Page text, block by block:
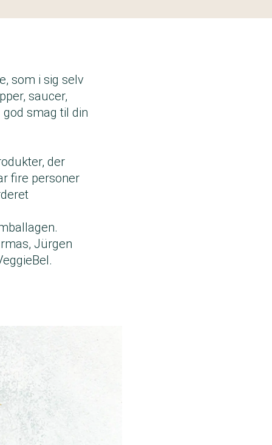
som i sig selv
saucer,
smag til din
der
fire personer
Jürgen